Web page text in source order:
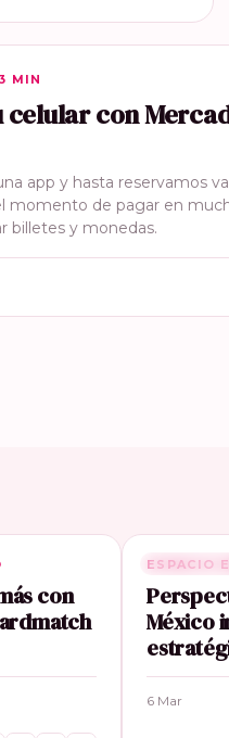
MIN
celular con
app y hasta reservamos
momento de pagar en
billetes y monedas.
con
ESPACIO
México
6 Mar